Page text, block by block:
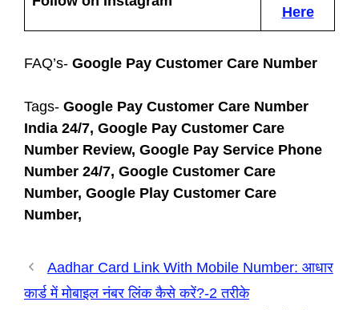
Here
FAQ’s- Google Pay Customer Care Number
Tags- Google Pay Customer Care Number
India 24/7, Google Pay Customer Care
Number Review, Google Pay Service Phone
Number 24/7, Google Customer Care
Number, Google Play Customer Care
Number,
Aadhar Card Link With Mobile Number: आधार
कार्ड में मोबाइल नंबर लिंक कैसे करें?-2 तरीके